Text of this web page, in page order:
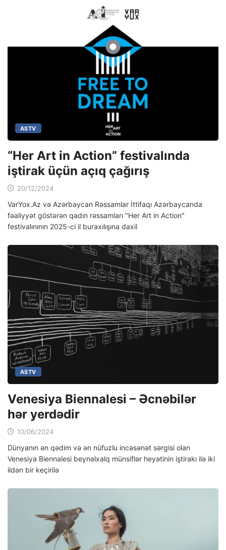
ASTV
“Her Art in Action” festivalında
iştirak üçün açıq çağırış
20/12/2024
VarYox.Az və Azərbaycan Rəssamlar İttifaqı Azərbaycanda
fəaliyyət göstərən qadın rəssamları "Her Art in Action"
festivalınının 2025-ci il buraxılışına daxil
ASTV
Venesiya Biennalesi – Əcnəbilər
hər yerdədir
10/06/2024
Dünyanın ən qədim və ən nüfuzlu incəsənət sərgisi olan
Venesiya Biennalesi beynəlxalq münsiflər heyətinin iştirakı ilə iki
ildən bir keçirilə